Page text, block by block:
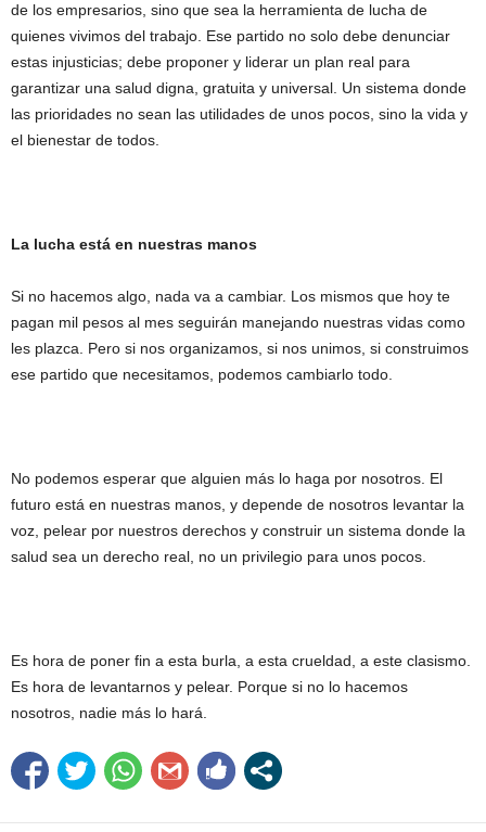
de los empresarios, sino que sea la herramienta de lucha de
quienes vivimos del trabajo. Ese partido no solo debe denunciar
estas injusticias; debe proponer y liderar un plan real para
garantizar una salud digna, gratuita y universal. Un sistema donde
las prioridades no sean las utilidades de unos pocos, sino la vida y
el bienestar de todos.
La lucha está en nuestras manos
Si no hacemos algo, nada va a cambiar. Los mismos que hoy te
pagan mil pesos al mes seguirán manejando nuestras vidas como
les plazca. Pero si nos organizamos, si nos unimos, si construimos
ese partido que necesitamos, podemos cambiarlo todo.
No podemos esperar que alguien más lo haga por nosotros. El
futuro está en nuestras manos, y depende de nosotros levantar la
voz, pelear por nuestros derechos y construir un sistema donde la
salud sea un derecho real, no un privilegio para unos pocos.
Es hora de poner fin a esta burla, a esta crueldad, a este clasismo.
Es hora de levantarnos y pelear. Porque si no lo hacemos
nosotros, nadie más lo hará.